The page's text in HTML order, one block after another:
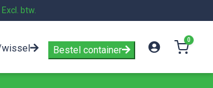
Excl. btw.
wissel Bestel container
0